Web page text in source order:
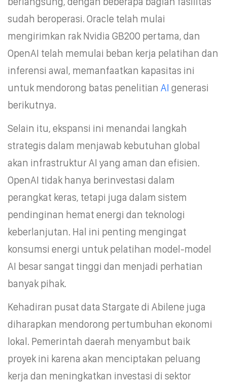
sudah beroperasi. Oracle telah mulai
mengirimkan rak Nvidia GB200 pertama, dan
OpenAI telah memulai beban kerja pelatihan dan
inferensi awal, memanfaatkan kapasitas ini
untuk mendorong batas penelitian AI generasi
berikutnya.
Selain itu, ekspansi ini menandai langkah
strategis dalam menjawab kebutuhan global
akan infrastruktur AI yang aman dan efisien.
OpenAI tidak hanya berinvestasi dalam
perangkat keras, tetapi juga dalam sistem
pendinginan hemat energi dan teknologi
keberlanjutan. Hal ini penting mengingat
konsumsi energi untuk pelatihan model-model
AI besar sangat tinggi dan menjadi perhatian
banyak pihak.
Kehadiran pusat data Stargate di Abilene juga
diharapkan mendorong pertumbuhan ekonomi
lokal. Pemerintah daerah menyambut baik
proyek ini karena akan menciptakan peluang
kerja dan meningkatkan investasi di sektor